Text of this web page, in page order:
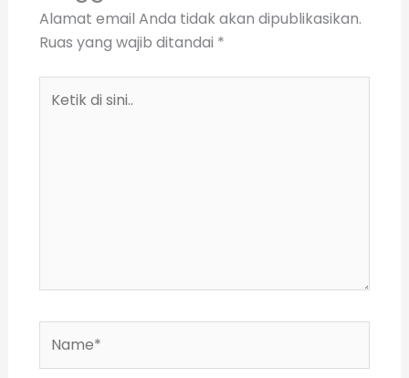
Alamat email Anda tidak akan dipublikasikan.
Ruas yang wajib ditandai *